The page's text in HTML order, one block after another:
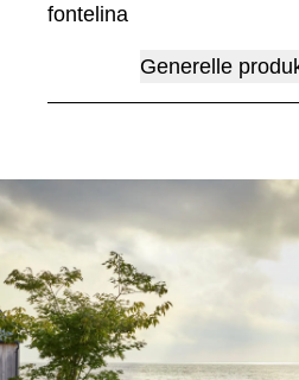
fontelina
Generelle